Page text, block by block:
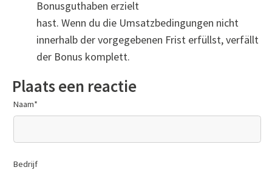
Bonusguthaben erzielt
hast. Wenn du die Umsatzbedingungen nicht
innerhalb der vorgegebenen Frist erfüllst, verfällt
der Bonus komplett.
Plaats een reactie
Naam*
Bedrijf